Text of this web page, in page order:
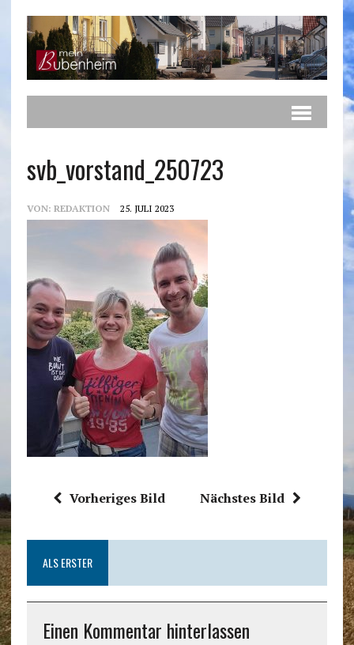
svb_vorstand_250723
VON: REDAKTION 25. JULI 2023
Vorheriges Bild Nächstes Bild
ALS ERSTER
Einen Kommentar hinterlassen